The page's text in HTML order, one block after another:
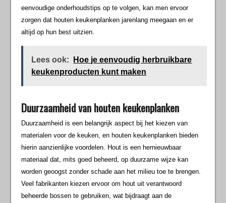
eenvoudige onderhoudstips op te volgen, kan men ervoor
zorgen dat houten keukenplanken jarenlang meegaan en er
altijd op hun best uitzien.
Lees ook:
Hoe je eenvoudig herbruikbare
keukenproducten kunt maken
Duurzaamheid van houten keukenplanken
Duurzaamheid is een belangrijk aspect bij het kiezen van
materialen voor de keuken, en houten keukenplanken bieden
hierin aanzienlijke voordelen. Hout is een hernieuwbaar
materiaal dat, mits goed beheerd, op duurzame wijze kan
worden geoogst zonder schade aan het milieu toe te brengen.
Veel fabrikanten kiezen ervoor om hout uit verantwoord
beheerde bossen te gebruiken, wat bijdraagt aan de